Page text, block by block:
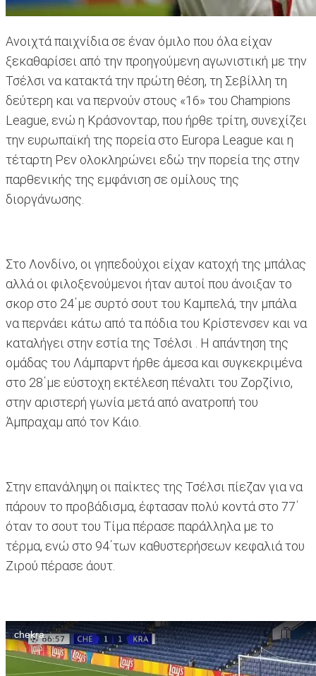
Ανοιχτά παιχνίδια σε έναν όμιλο που όλα είχαν
ξεκαθαρίσει από την προηγούμενη αγωνιστική με την
Τσέλσι να κατακτά την πρώτη θέση, τη Σεβίλλη τη
δεύτερη και να περνούν στους «16» του Champions
League, ενώ η Κράσνονταρ, που ήρθε τρίτη, συνεχίζει
την ευρωπαϊκή της πορεία στο Europa League και η
τέταρτη Ρεν ολοκληρώνει εδώ την πορεία της στην
παρθενικής της εμφάνιση σε ομίλους της
διοργάνωσης.
Στο Λονδίνο, οι γηπεδούχοι είχαν κατοχή της μπάλας
αλλά οι φιλοξενούμενοι ήταν αυτοί που άνοιξαν το
σκορ στο 24΄με συρτό σουτ του Καμπελά, την μπάλα
να περνάει κάτω από τα πόδια του Κρίστενσεν και να
καταλήγει στην εστία της Τσέλσι . Η απάντηση της
ομάδας του Λάμπαρντ ήρθε άμεσα και συγκεκριμένα
στο 28΄με εύστοχη εκτέλεση πέναλτι του Ζορζίνιο,
στην αριστερή γωνία μετά από ανατροπή του
Άμπραχαμ από τον Κάιο.
Στην επανάληψη οι παίκτες της Τσέλσι πίεζαν για να
πάρουν το προβάδισμα, έφτασαν πολύ κοντά στο 77΄
όταν το σουτ του Τίμα πέρασε παράλληλα με το
τέρμα, ενώ στο 94΄των καθυστερήσεων κεφαλιά του
Ζιρού πέρασε άουτ.